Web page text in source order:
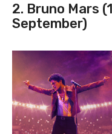
2. Bruno Mars
September)